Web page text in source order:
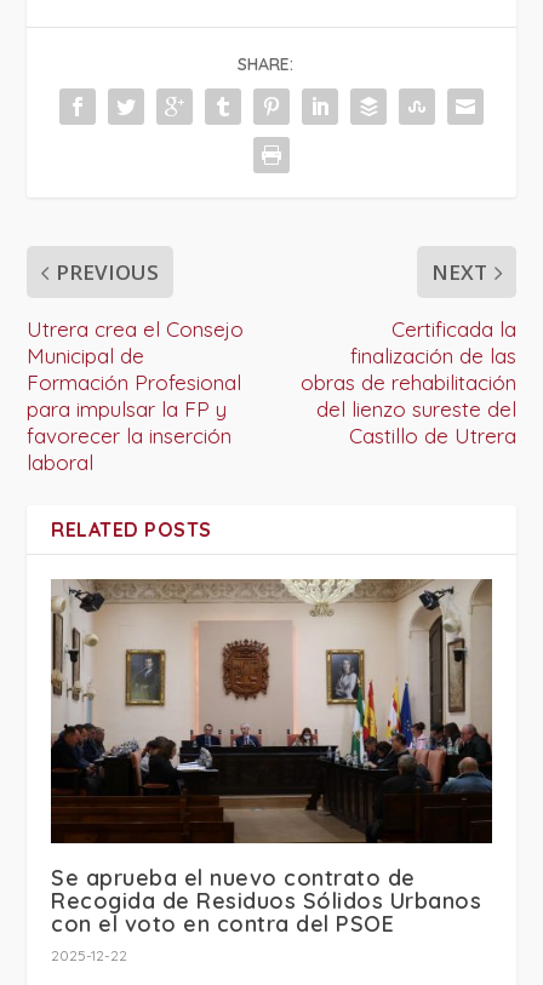
SHARE:
PREVIOUS
Utrera crea el Consejo
Municipal de
Formación Profesional
para impulsar la FP y
favorecer la inserción
laboral
NEXT
Certificada la
finalización de las
obras de rehabilitación
del lienzo sureste del
Castillo de Utrera
RELATED POSTS
Se aprueba el nuevo contrato de
Recogida de Residuos Sólidos Urbanos
con el voto en contra del PSOE
2025-12-22